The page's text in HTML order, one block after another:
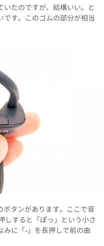
いたのですが、結構いい。と
です。このゴムの部分が相当
タンがあります。ここで音
しすると「ぽっ」という小さ
みに「-」を長押しで前の曲